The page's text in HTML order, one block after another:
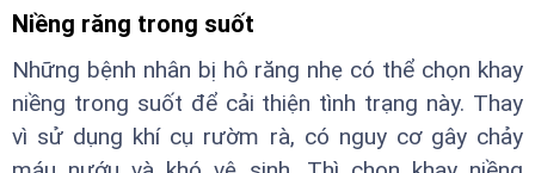
Niềng răng trong suốt
Những bệnh nhân bị hô răng nhẹ có thể chọn khay
niềng trong suốt để cải thiện tình trạng này. Thay
vì sử dụng khí cụ rườm rà, có nguy cơ gây chảy